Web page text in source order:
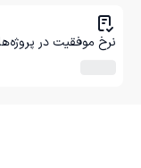
نرخ موفقیت در